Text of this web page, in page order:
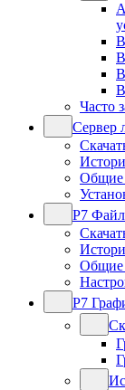
Часто
Сервер
Общие
Р7
Общие
Р7